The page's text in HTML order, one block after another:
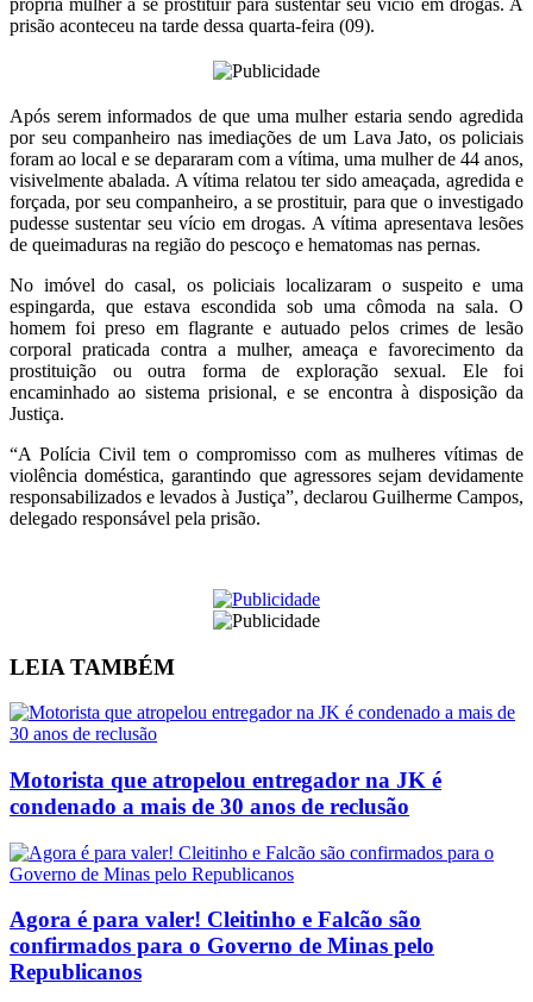
prisão aconteceu na tarde dessa quarta-feira (09).
Após serem informados de que uma mulher estaria sendo agredida
por seu companheiro nas imediações de um Lava Jato, os policiais
foram ao local e se depararam com a vítima, uma mulher de 44 anos,
visivelmente abalada. A vítima relatou ter sido ameaçada, agredida e
forçada, por seu companheiro, a se prostituir, para que o investigado
pudesse sustentar seu vício em drogas. A vítima apresentava lesões
de queimaduras na região do pescoço e hematomas nas pernas.
No imóvel do casal, os policiais localizaram o suspeito e uma
espingarda, que estava escondida sob uma cômoda na sala. O
homem foi preso em flagrante e autuado pelos crimes de lesão
corporal praticada contra a mulher, ameaça e favorecimento da
prostituição ou outra forma de exploração sexual. Ele foi
encaminhado ao sistema prisional, e se encontra à disposição da
Justiça.
“A Polícia Civil tem o compromisso com as mulheres vítimas de
violência doméstica, garantindo que agressores sejam devidamente
responsabilizados e levados à Justiça”, declarou Guilherme Campos,
delegado responsável pela prisão.
LEIA TAMBÉM
Motorista que atropelou entregador na JK é
condenado a mais de 30 anos de reclusão
Agora é para valer! Cleitinho e Falcão são
confirmados para o Governo de Minas pelo
Republicanos